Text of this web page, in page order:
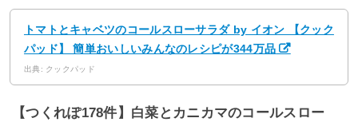
トマトとキャベツのコールスローサラダ by イオン 【クック
パッド】 簡単おいしいみんなのレシピが344万品
出典: クックパッド
【つくれぽ178件】白菜とカニカマのコールスロー